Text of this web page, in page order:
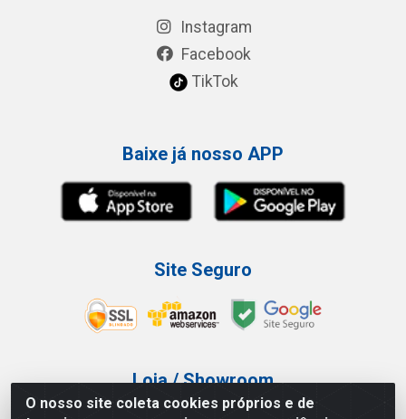
O nosso site coleta cookies próprios e de
Instagram
Facebook
TikTok
Baixe já nosso APP
Site Seguro
Loja / Showroom
Tel.: (11) 3227-0546